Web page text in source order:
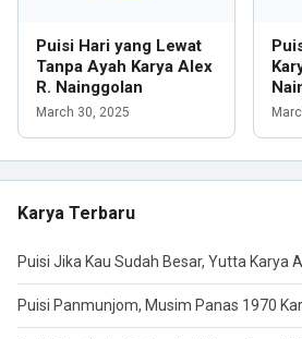
Puisi Hari yang Lewat
Tanpa Ayah Karya Alex
R. Nainggolan
March 30, 2025
Karya Terbaru
Puisi Jika Kau Sudah Besar, Yutta Karya
Puisi Panmunjom, Musim Panas 1970